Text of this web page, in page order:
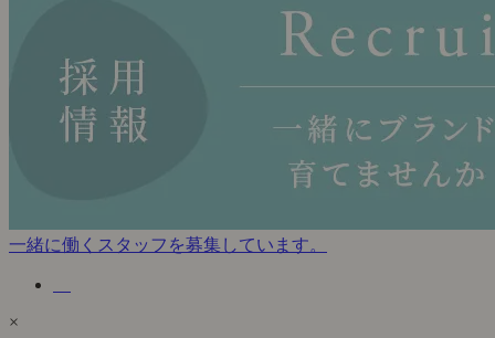
一緒に働くスタッフを募集しています。
×